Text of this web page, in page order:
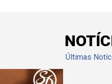
Últimas